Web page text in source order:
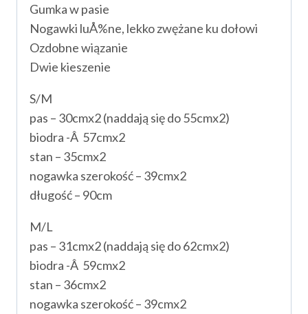
Gumka w pasie
Nogawki luÅ%ne, lekko zwężane ku dołowi
Ozdobne wiązanie
Dwie kieszenie
S/M
pas – 30cmx2 (naddają się do 55cmx2)
biodra -Â 57cmx2
stan – 35cmx2
nogawka szerokość – 39cmx2
długość – 90cm
M/L
pas – 31cmx2 (naddają się do 62cmx2)
biodra -Â 59cmx2
stan – 36cmx2
nogawka szerokość – 39cmx2